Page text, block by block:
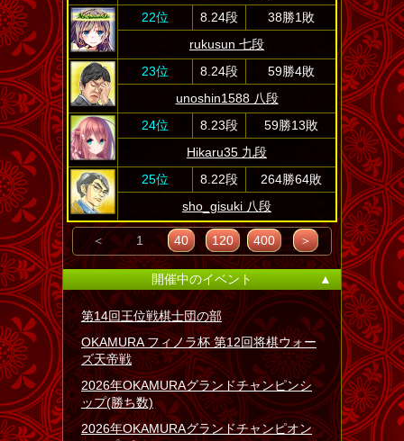
22位
8.24段
38勝1敗
rukusun 七段
23位
8.24段
59勝4敗
unoshin1588 八段
24位
8.23段
59勝13敗
Hikaru35 九段
25位
8.22段
264勝64敗
sho_gisuki 八段
＜ 1 40 120 400 ＞
開催中のイベント ▲
第14回王位戦棋士団の部
OKAMURA フィノラ杯 第12回将棋ウォー
ズ天帝戦
2026年OKAMURAグランドチャンピンシ
ップ(勝ち数)
2026年OKAMURAグランドチャンピオン